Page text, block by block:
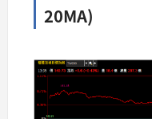
20MA)​​​